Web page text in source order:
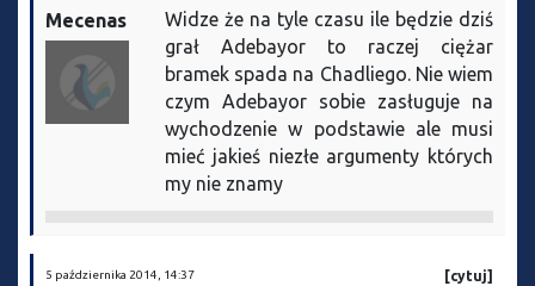
Mecenas
Widze że na tyle czasu ile będzie dziś
grał Adebayor to raczej ciężar
bramek spada na Chadliego. Nie wiem
czym Adebayor sobie zasługuje na
wychodzenie w podstawie ale musi
mieć jakieś niezłe argumenty których
my nie znamy
5 października 2014, 14:37 [cytuj]